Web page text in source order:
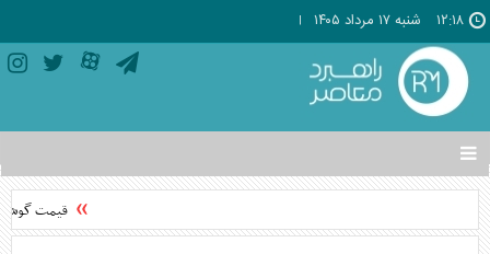
۱۲:۱۸ شنبه ۱۷ مرداد ۱۴۰۵
تغییر
وضعیت
منوی
ها
قیمت گوشی‌های